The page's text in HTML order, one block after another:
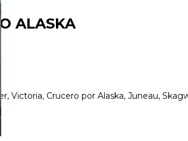
ALASKA
Victoria, Crucero por Alaska, Juneau,